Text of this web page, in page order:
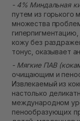
- 4% Миндальная
путем из горького
множества
кожу без
тонус, оказывает
- Мягкие ПАВ
очищающим и
Извлекаемый из
настолько
международном
пенообразующих